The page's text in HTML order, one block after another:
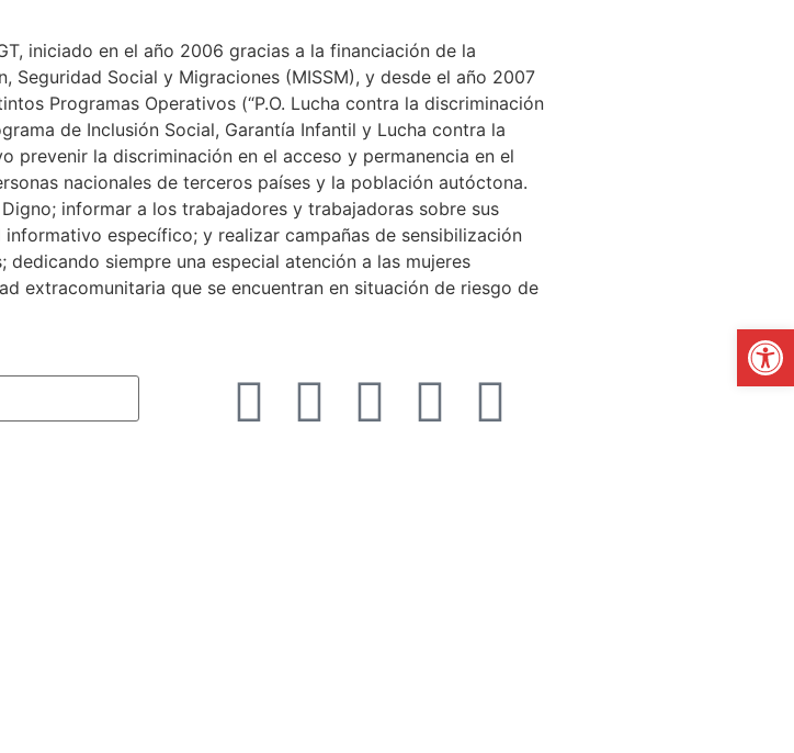
iniciado en el año 2006 gracias a la financiación de la
Seguridad Social y Migraciones (MISSM), y desde el año 2007
Programas Operativos (“P.O. Lucha contra la discriminación
de Inclusión Social, Garantía Infantil y Lucha contra la
prevenir la discriminación en el acceso y permanencia en el
nacionales de terceros países y la población autóctona.
informar a los trabajadores y trabajadoras sobre sus
específico; y realizar campañas de sensibilización
siempre una especial atención a las mujeres
extracomunitaria que se encuentran en situación de riesgo de
Abrir